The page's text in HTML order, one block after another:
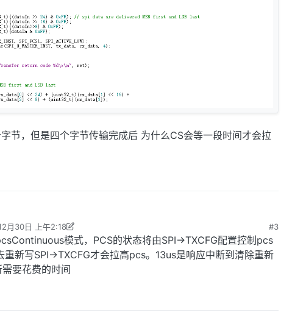
节，但是四个字节传输完成后 为什么CS会等一段时间才会拉
月30日 上午2:18
编辑2024年12月30日 上午10:29
#3
模式，PCS的状态将由SPI->TXCFG配置控制pcs
重新写SPI->TXCFG才会拉高pcs。13us是响应中断到清除重新
要花费的时间